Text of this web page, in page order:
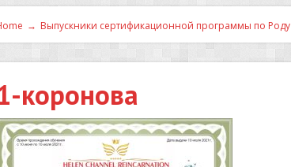
→ Выпускники сертификационной программы по Роду
коронова